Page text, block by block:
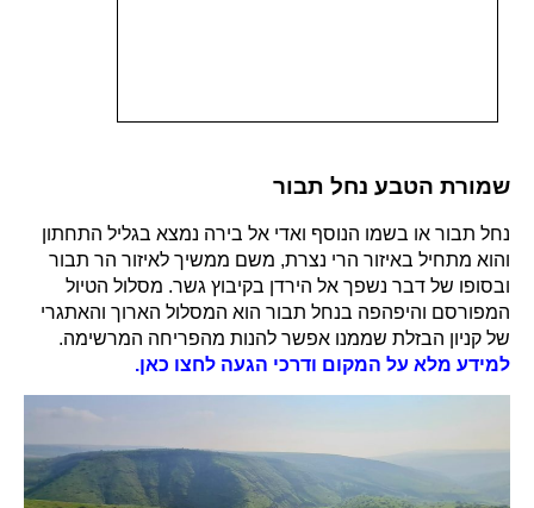
שמורת הטבע נחל תבור
נחל תבור או בשמו הנוסף ואדי אל בירה נמצא בגליל התחתון
והוא מתחיל באיזור הרי נצרת, משם ממשיך לאיזור הר תבור
ובסופו של דבר נשפך אל הירדן בקיבוץ גשר. מסלול הטיול
המפורסם והיפהפה בנחל תבור הוא המסלול הארוך והאתגרי
של קניון הבזלת שממנו אפשר להנות מהפריחה המרשימה.
למידע מלא על המקום ודרכי הגעה לחצו כאן.